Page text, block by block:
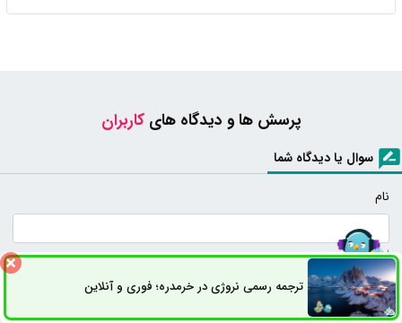
پرسش ها و دیدگاه هایکاربران
سوال یا دیدگاه شما
نام
اختیاری
شماره تماس یا ایمیلترجمه رسمی نروژی در خرمدره؛ فوری و آنلاینثبت سفارش راه های ارتباطی